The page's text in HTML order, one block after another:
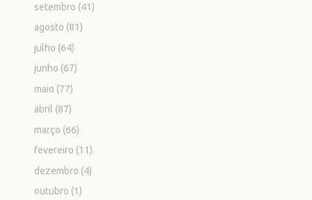
setembro (41)
agosto (81)
julho (64)
junho (67)
maio (77)
abril (87)
março (66)
fevereiro (11)
dezembro (4)
outubro (1)